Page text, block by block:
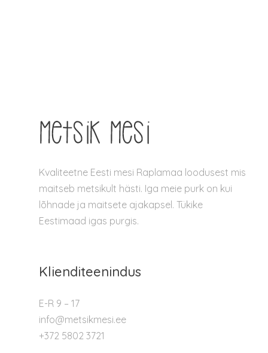
Kvaliteetne Eesti mesi Raplamaa loodusest mis
maitseb metsikult hästi. Iga meie purk on kui
lõhnade ja maitsete ajakapsel. Tükike
Eestimaad igas purgis.
Klienditeenindus
E-R 9 – 17
info@metsikmesi.ee
+372 5802 3721